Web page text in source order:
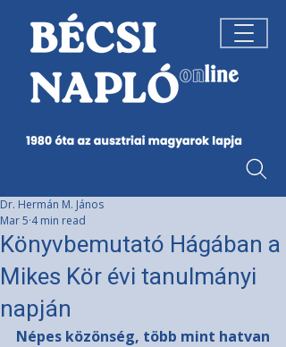
Könyvbemutató Hágában a
Mikes Kör évi tanulmányi
napján
Dr. Hermán M. János
Mar 5 4 min read
Népes közönség, több mint hatvan